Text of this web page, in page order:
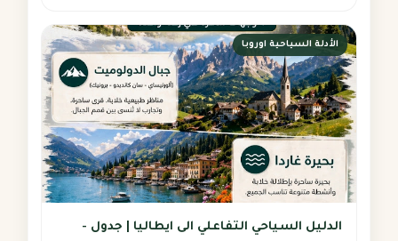
الأدلة السياحية اوروبا
الدليل السياحي التفاعلي الى ايطاليا | جدول -